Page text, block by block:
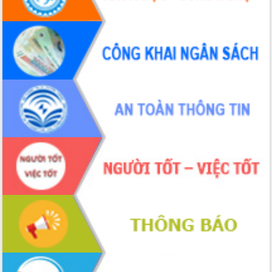
món ăn từ sầu riêng
Đắk Lắk công bố Quy hoạch và xúc
tiến đầu tư tỉnh
Ngành cá ngừ Đắk Lắk chủ động thích
ứng để giữ vững thị trường xuất khẩu
Diễn đàn Kinh tế tư nhân Việt Nam đột
phá cơ chế - Hợp tác công tư
Đề án 06 tạo bước ngoặt đột phá trong
cải cách hành chính tỉnh Đắk Lắk
Kết nối tour, đẩy mạnh chuyển đổi số
để phát triển du lịch Đắk Lắk
Khởi động Dự án Đầu tư xây dựng hạ
tầng kỹ thuật Cụm công nghiệp Tân
Tiến
Gặp mặt các cơ quan báo chí nhân Kỷ
niệm 101 năm Ngày Báo chí Cách
mạng Việt Nam
Đắk Lắk sơ kết 4 năm triển khai thực
hiện Đề án 06 của Chính phủ
Họp báo thông tin về Hội nghị Công bố